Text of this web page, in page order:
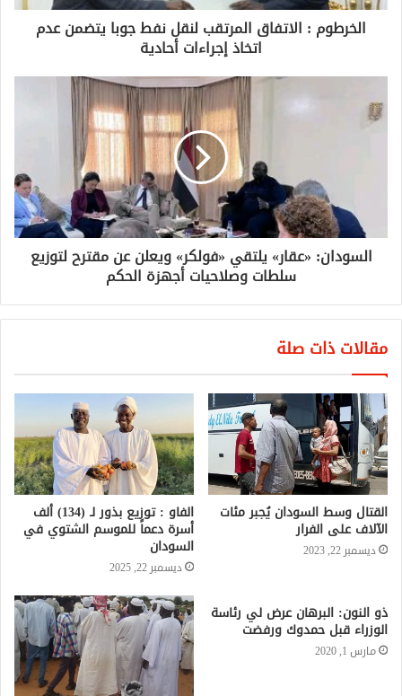
الخرطوم : الاتفاق المرتقب لنقل نفط جوبا يتضمن عدم
اتخاذ إجراءات أحادية
السودان: «عقار» يلتقي «فولكر» ويعلن عن مقترح لتوزيع
سلطات وصلاحيات أجهزة الحكم
مقالات ذات صلة
القتال وسط السودان يُجبر مئات
الآلاف على الفرار
ديسمبر 22, 2023
الفاو : توزيع بذور لـ (134) ألف
أسرة دعماً للموسم الشتوي في
السودان
ديسمبر 22, 2025
ذو النون: البرهان عرض لي رئاسة
الوزراء قبل حمدوك ورفضت
مارس 1, 2020